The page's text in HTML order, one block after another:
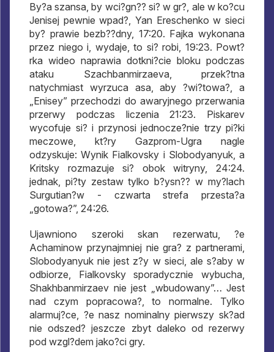
By?a szansa, by wci?gn?? si? w gr?, ale w ko?cu
Jenisej pewnie wpad?, Yan Ereschenko w sieci
by? prawie bezb??dny, 17:20. Fajka wykonana
przez niego i, wydaje, to si? robi, 19:23. Powt?
rka wideo naprawia dotkni?cie bloku podczas
ataku Szachbanmirzaeva, przek?tna
natychmiast wyrzuca asa, aby ?wi?towa?, a
„Enisey” przechodzi do awaryjnego przerwania
przerwy podczas liczenia 21:23. Piskarev
wycofuje si? i przynosi jednocze?nie trzy pi?ki
meczowe, kt?ry Gazprom-Ugra nagle
odzyskuje: Wynik Fialkovsky i Slobodyanyuk, a
Kritsky rozmazuje si? obok witryny, 24:24.
jednak, pi?ty zestaw tylko b?ysn?? w my?lach
Surgutian?w - czwarta strefa przesta?a
„gotowa?”, 24:26.
Ujawniono szeroki skan rezerwatu, ?e
Achaminow przynajmniej nie gra? z partnerami,
Slobodyanyuk nie jest z?y w sieci, ale s?aby w
odbiorze, Fialkovsky sporadycznie wybucha,
Shakhbanmirzaev nie jest „wbudowany”… Jest
nad czym popracowa?, to normalne. Tylko
alarmuj?ce, ?e nasz nominalny pierwszy sk?ad
nie odszed? jeszcze zbyt daleko od rezerwy
pod wzgl?dem jako?ci gry.